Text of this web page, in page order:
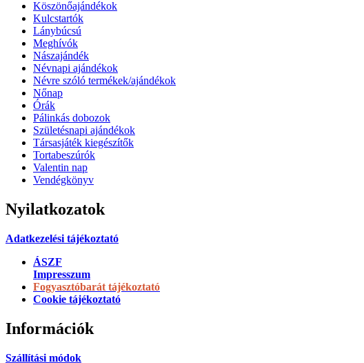
Gyűjtődobozok
Gyűrűtartók
Húsvét
Karácsony
Kisállatos kiegészítők
Köszönőajándékok
Kulcstartók
Lánybúcsú
Meghívók
Nászajándék
Névnapi ajándékok
Névre szóló termékek/ajándékok
Nőnap
Órák
Pálinkás dobozok
Társasjáték kiegészítők
Valentin nap
Nyilatkozatok
Adatkezelési tájékoztató
ÁSZF
Fogyasztóbarát tájékoztató